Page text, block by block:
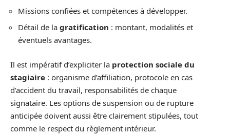
Missions confiées et compétences à développer.
Détail de la gratification : montant, modalités et
éventuels avantages.
Il est impératif d’expliciter la protection sociale du
stagiaire : organisme d’affiliation, protocole en cas
d’accident du travail, responsabilités de chaque
signataire. Les options de suspension ou de rupture
anticipée doivent aussi être clairement stipulées, tout
comme le respect du règlement intérieur.